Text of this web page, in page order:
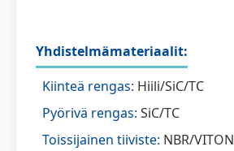
Yhdistelmämateriaalit:
Kiinteä rengas: Hiili/SiC/TC
Pyörivä rengas: SiC/TC
Toissijainen tiiviste: NBR/VITON